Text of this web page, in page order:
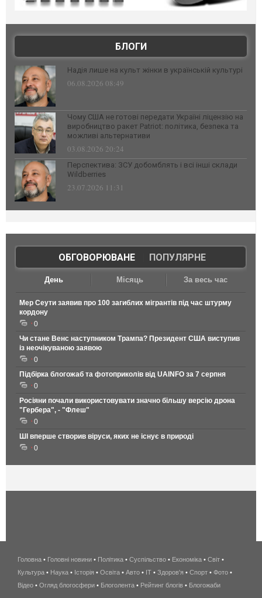
БЛОГИ
Надія лише на культ жінки в українській культурі
06.08.2026 08:49
Чому США не готові передати Україні ліцензію на
виробництво ракет Patriot: політика, безпека та
можливі альтернативи
03.08.2026 20:24
Перспектива: ЗСУ добомблять і всі інші склади
Wildberries
23.07.2026 11:31
ОБГОВОРЮВАНЕ| ПОПУЛЯРНЕ
День Місяць За весь час
Мер Сеути заявив про 100 загиблих мігрантів під час штурму
кордону
0
Чи стане Венс наступником Трампа? Президент США виступив
із неочікуваною заявою
0
Підбірка блогожаб та фотоприколів від UAINFO за 7 серпня
0
Росіяни почали використовувати значно більшу версію дрона
"Гербера", - "Флеш"
0
ШІ вперше створив віруси, яких не існує в природі
0
беспроводной
интернет
киев
Головна • Головні новини • Політика • Суспільство • Економіка • Світ •
Культура • Наука • Історія • Освіта • Авто • IT • Здоров'я • Спорт • Фото •
Відео • Огляд блогосфери • Блоголента • Рейтинг блогів • Блогожаби